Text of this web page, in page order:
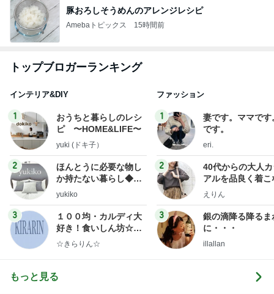
豚おろしそうめんのアレンジレシピ
Amebaトピックス 15時間前
トップブロガーランキング
インテリア&DIY
1
おうちと暮らしのレシ
ピ 〜HOME&LIFE〜
yuki (ドキ子）
2
ほんとうに必要な物し
か持たない暮らし◆Ke
ep Life Simple◆〜イ
yukiko
3
１００均・カルディ大
好き！食いしん坊☆き
らりん☆のブログ
☆きらりん☆
ファッション
1
妻です。ママです
です。
eri.
2
40代からの大人
アルを品良く着こ
ファッションブロ
えりん
3
銀の滴降る降るま
に・・・
illallan
もっと見る